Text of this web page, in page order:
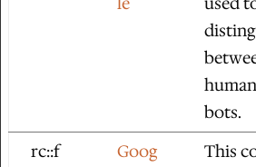
bots.
rc::f
Goog
This